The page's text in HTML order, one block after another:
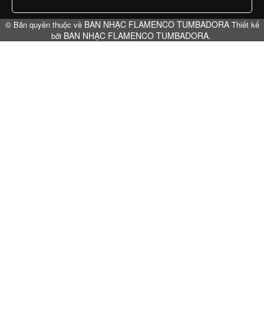
© Bản quyền thuộc về BAN NHẠC FLAMENCO TUMBADORA Thiết kế
bởi BAN NHẠC FLAMENCO TUMBADORA.